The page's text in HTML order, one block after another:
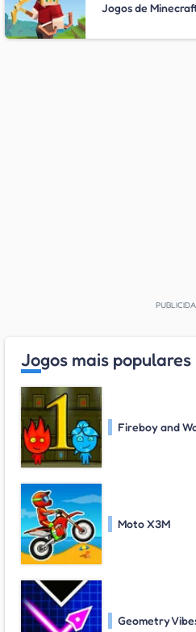
Jogos de
Jogos mais populares
Fireboy and
Moto X3M
Geometry